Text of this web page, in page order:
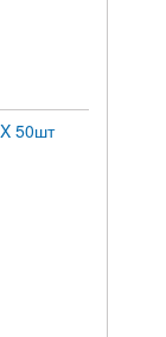
50шт